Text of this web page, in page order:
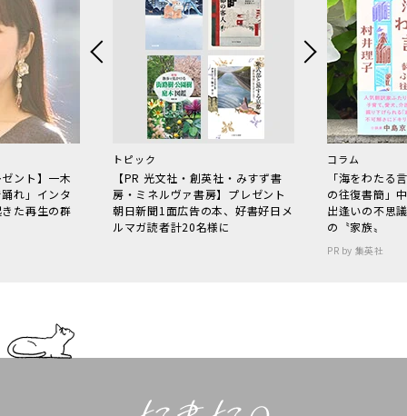
ント】一木
れ」インタ
た再生の群
トピック
【PR 光文社・創英社・みすず書
房・ミネルヴァ書房】プレゼント
朝日新聞1面広告の本、好書好日メ
ルマガ読者計20名様に
コラム
「海をわた
の往復書簡」
出逢いの不思
の〝家族〟
PR by 集英社